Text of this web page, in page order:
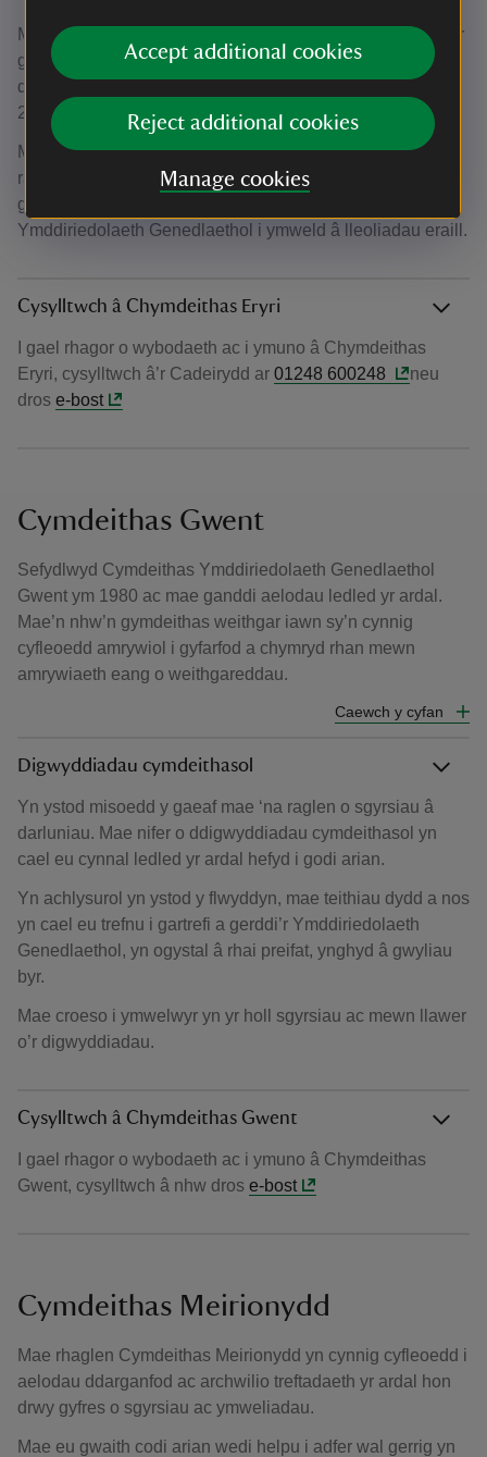
Accept additional cookies
Reject additional cookies
Manage cookies
Mae aelodau’n mwynhau cyfres o sgyrsiau diddorol a difyr
gan siaradwyr gwybodus ac arbenigol. Mae sgyrsiau’n
digwydd ar ail ddydd Gwener y mis o fis Medi i fis Mai am
2.30pm yn Oriel y Granar yng Nghastell Penrhyn.
Maen nhw wir yn mwynhau eu gwyliau haf byr blynyddol i
ran arall o Ynysoedd Prydain a’u rhaglen o deithiau – gan
gymryd mantais, wrth gwrs, o’u haelodaeth o’r
Ymddiriedolaeth Genedlaethol i ymweld â lleoliadau eraill.
Cysylltwch â Chymdeithas Eryri
I gael rhagor o wybodaeth ac i ymuno â Chymdeithas
Eryri, cysylltwch â’r Cadeirydd ar 01248 600248
neu
dros e-bost
Cymdeithas Gwent
Sefydlwyd Cymdeithas Ymddiriedolaeth Genedlaethol
Gwent ym 1980 ac mae ganddi aelodau ledled yr ardal.
Mae’n nhw’n gymdeithas weithgar iawn sy’n cynnig
cyfleoedd amrywiol i gyfarfod a chymryd rhan mewn
amrywiaeth eang o weithgareddau.
Caewch y cyfan
Digwyddiadau cymdeithasol
Yn ystod misoedd y gaeaf mae ‘na raglen o sgyrsiau â
darluniau. Mae nifer o ddigwyddiadau cymdeithasol yn
cael eu cynnal ledled yr ardal hefyd i godi arian.
Yn achlysurol yn ystod y flwyddyn, mae teithiau dydd a nos
yn cael eu trefnu i gartrefi a gerddi’r Ymddiriedolaeth
Genedlaethol, yn ogystal â rhai preifat, ynghyd â gwyliau
byr.
Mae croeso i ymwelwyr yn yr holl sgyrsiau ac mewn llawer
o’r digwyddiadau.
Cysylltwch â Chymdeithas Gwent
I gael rhagor o wybodaeth ac i ymuno â Chymdeithas
Gwent, cysylltwch â nhw dros e-bost
Cymdeithas Meirionydd
Mae rhaglen Cymdeithas Meirionydd yn cynnig cyfleoedd i
aelodau ddarganfod ac archwilio treftadaeth yr ardal hon
drwy gyfres o sgyrsiau ac ymweliadau.
Mae eu gwaith codi arian wedi helpu i adfer wal gerrig yn